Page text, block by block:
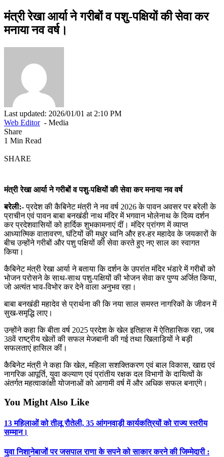
मंत्री रेखा आर्या ने गरीबों व पशु-पक्षियों की सेवा कर
मनाया नव वर्ष।
Last updated: 2026/01/01 at 2:10 PM
Web Editor - Media
Share
1 Min Read
SHARE
मंत्री रेखा आर्या ने गरीबों व पशु-पक्षियों की सेवा कर मनाया नव वर्ष
बरेली:-प्रदेश की कैबिनेट मंत्री ने नव वर्ष 2026 के पावन अवसर पर बरेली के
प्राचीन एवं पावन बाबा बनखंडी नाथ मंदिर में भगवान भोलेनाथ के दिव्य दर्शन
कर प्रदेशवासियों को हार्दिक शुभकामनाएं दीं। मंदिर प्रांगण में व्याप्त
आध्यात्मिक वातावरण, घंटियों की मधुर ध्वनि और हर-हर महादेव के जयकारों के
बीच उन्होंने गरीबों और पशु पक्षियों की सेवा करते हुए नए साल का स्वागत
किया।
कैबिनेट मंत्री रेखा आर्या ने बताया कि दर्शन के उपरांत मंदिर भंडारे में गरीबों को
भोजन परोसने के साथ-साथ पशु-पक्षियों की भोजन सेवा कर पुण्य अर्जित किया,
जो अत्यंत भाव-विभोर कर देने वाला अनुभव रहा।
बाबा बनखंडी महादेव से प्रार्थना की कि नया साल समस्त नागरिकों के जीवन में
सुख-समृद्धि लाए।
उन्होंने कहा कि बीता वर्ष 2025 प्रदेश के खेल इतिहास में ऐतिहासिक रहा, जब
38वें राष्ट्रीय खेलों की सफल मेजबानी की गई तथा खिलाड़ियों ने बड़ी
सफलताएं हासिल कीं।
कैबिनेट मंत्री ने कहा कि खेल, महिला सशक्तिकरण एवं बाल विकास, खाद्य एवं
नागरिक आपूर्ति, युवा कल्याण एवं प्रांतीय रक्षक दल विभागों के दायित्वों के
अंतर्गत महत्वाकांक्षी योजनाओं को आगामी वर्ष में और अधिक सफल बनाएंगे।
You Might Also Like
13 महिलाओं को तीलू रौतेली, 35 आंगनवाड़ी कार्यकत्रियों को राज्य स्तरीय
सम्मान।
युवा निशानेबाजों पर जसपाल राणा के सपने को साकार करने की जिम्मेदारी :